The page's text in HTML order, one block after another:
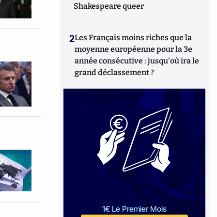
Shakespeare queer
2Les Français moins riches que la
moyenne européenne pour la 3e
année consécutive : jusqu'où ira le
grand déclassement ?
1€ Le Premier Mois